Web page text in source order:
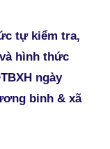
tự kiểm tra,
hình thức
ngày
binh & xã